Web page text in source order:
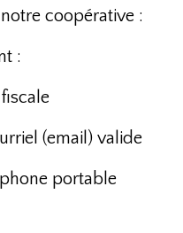
coopérative :
:
(email) valide
portable